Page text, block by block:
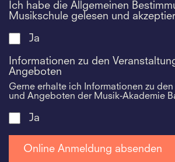
Ich habe die Allgemeinen
Musikschule gelesen und
Ja
Informationen zu den
Angeboten
Gerne erhalte ich Informationen zu
und Angeboten der Musik-Akademie
Ja